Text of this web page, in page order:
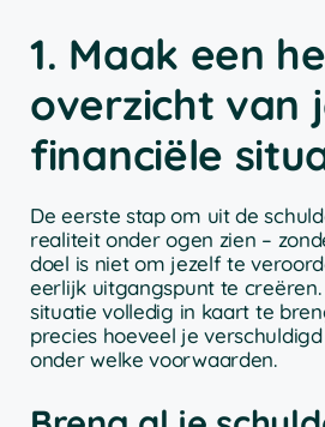
1. Maak een
overzicht van
financiële
De eerste stap om uit de
realiteit onder ogen zien –
doel is niet om jezelf te
eerlijk uitgangspunt te
situatie volledig in kaart te
precies hoeveel je
onder welke voorwaarden.